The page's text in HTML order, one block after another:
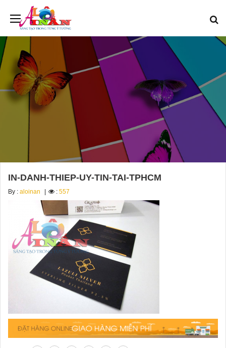
IN-DANH-THIEP-UY-TIN-TAI-TPHCM
By : aloinan : 557